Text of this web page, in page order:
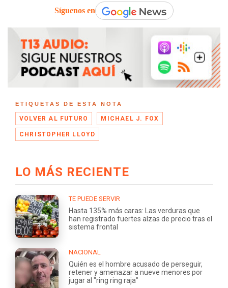
Síguenos en
ETIQUETAS DE ESTA NOTA
VOLVER AL FUTURO MICHAEL J. FOX
CHRISTOPHER LLOYD
LO MÁS RECIENTE
TE PUEDE SERVIR
Hasta 135% más caras: Las verduras que
han registrado fuertes alzas de precio tras el
sistema frontal
NACIONAL
Quién es el hombre acusado de perseguir,
retener y amenazar a nueve menores por
jugar al "ring ring raja"